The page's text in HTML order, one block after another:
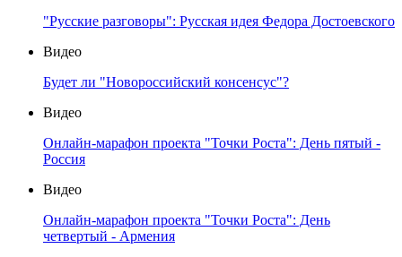
"Русские разговоры": Русская идея Федора Достоевского
Видео
Будет ли "Новороссийский консенсус"?
Видео
Онлайн-марафон проекта "Точки Роста": День пятый -
Россия
Видео
Онлайн-марафон проекта "Точки Роста": День
четвертый - Армения